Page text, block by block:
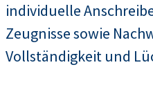
individuelle
Zeugnisse sowie
Vollständigkeit und